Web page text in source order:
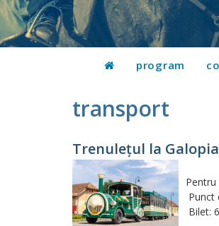
program
transport
Trenulețul la
Punct
Bilet: